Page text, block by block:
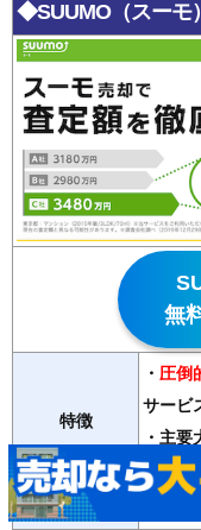
◆SUUMO（スーモ
無
特徴
・ 圧倒
サービ
・主
まで
対応物件 マンシ